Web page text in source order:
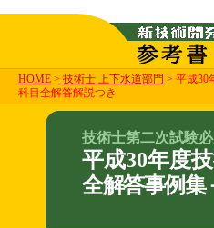
HOME > 技術士 上下水道部門 > 平成30
科目全解答解説つき
技術士第二次試験
平成30年度
全解答事例集